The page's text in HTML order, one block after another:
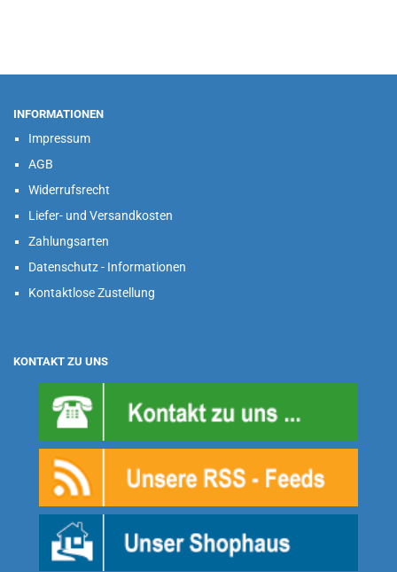
INFORMATIONEN
Impressum
AGB
Widerrufsrecht
Liefer- und Versandkosten
Zahlungsarten
Datenschutz - Informationen
Kontaktlose Zustellung
KONTAKT ZU UNS